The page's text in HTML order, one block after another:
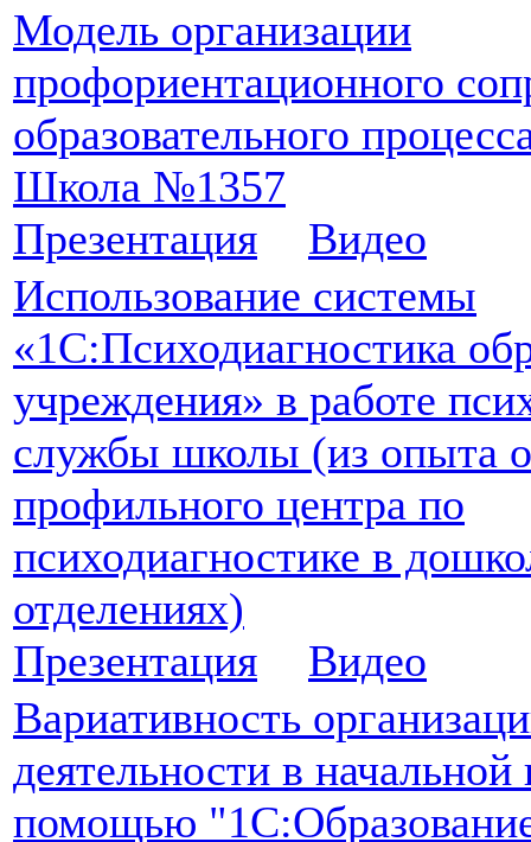
Модель организации
профориентационного
образовательного
Школа №1357
Презентация
Видео
Использование системы
«1С:Психодиагностика
учреждения» в работе
службы школы (из опыта
профильного центра по
психодиагностике в
отделениях)
Презентация
Видео
Вариативность
деятельности в
помощью